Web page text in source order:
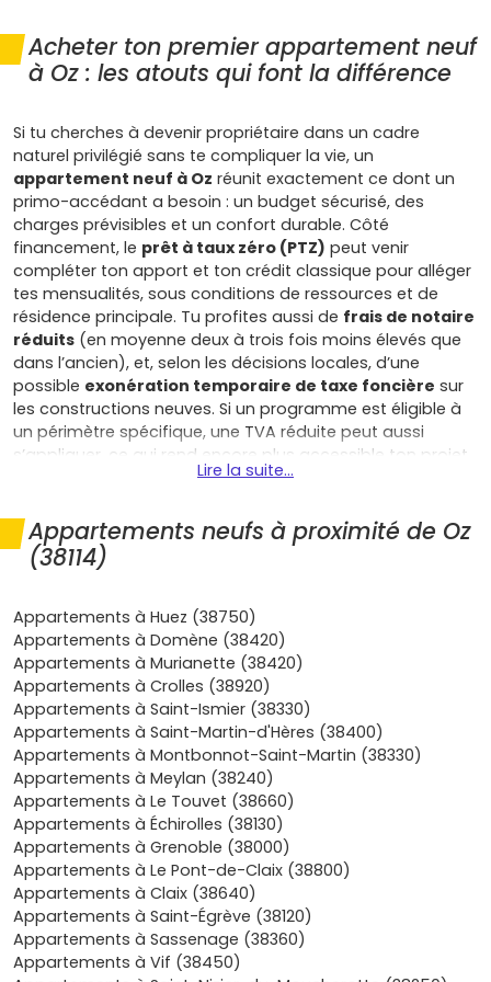
Acheter ton premier appartement neuf
à Oz : les atouts qui font la différence
Si tu cherches à devenir propriétaire dans un cadre
naturel privilégié sans te compliquer la vie, un
appartement neuf à Oz réunit exactement ce dont un
primo-accédant a besoin : un budget sécurisé, des
charges prévisibles et un confort durable. Côté
financement, le prêt à taux zéro (PTZ) peut venir
compléter ton apport et ton crédit classique pour alléger
tes mensualités, sous conditions de ressources et de
résidence principale. Tu profites aussi de frais de notaire
réduits (en moyenne deux à trois fois moins élevés que
dans l’ancien), et, selon les décisions locales, d’une
possible exonération temporaire de taxe foncière sur
les constructions neuves. Si un programme est éligible à
un périmètre spécifique, une TVA réduite peut aussi
s’appliquer, ce qui rend encore plus accessible ton projet.
Côté tranquillité, la VEFA te fait bénéficier de solides
décennale) et d’une garantie financière d’achèvement,
pour acheter l’esprit léger. Au quotidien, la
réglementation environnementale RE 2020
montagne : meilleure maîtrise des dépenses de
chauffage en hiver, confort d’été et qualité d’air soignée.
Tu évites les travaux lourds pendant des années, tes
charges de copropriété restent mesurées grâce à des
équipements neufs, et tu gagnes en confort avec
ascenseur, stationnement privatif, rangements bien
pensés et, selon les résidences, des locaux utiles pour
vélos ou matériel de montagne. Vivre à l’année à Oz, c’est
profiter d’un rythme de vie serein entre nature et services
de proximité, avec des accès vers les bassins d’emploi
alentour ; un cadre qui soutient aussi la valeur
patrimoniale de ton bien dans le temps. C’est
précisément pour ça que lesprogrammes neufs dans la
villerassemblés ici sont une solution idéale pour un
premier achat : plans optimisés, finitions actuelles,
sécurité et conseils adaptés à ta situation pour activer
Lire la suite...
Appartements neufs à proximité de Oz
(38114)
Appartements à Huez (38750)
Appartements à Domène (38420)
Appartements à Murianette (38420)
Appartements à Crolles (38920)
Appartements à Saint-Ismier (38330)
Appartements à Saint-Martin-d'Hères (38400)
Appartements à Montbonnot-Saint-Martin (38330)
Appartements à Meylan (38240)
Appartements à Le Touvet (38660)
Appartements à Échirolles (38130)
Appartements à Grenoble (38000)
Appartements à Le Pont-de-Claix (38800)
Appartements à Claix (38640)
Appartements à Saint-Égrève (38120)
Appartements à Sassenage (38360)
Appartements à Vif (38450)